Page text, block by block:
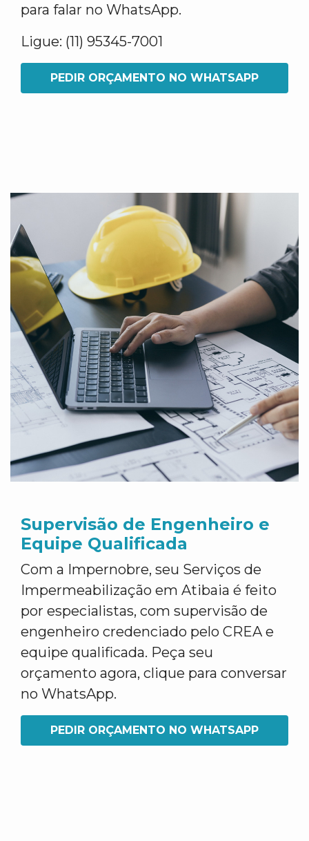
para falar no WhatsApp.
Ligue: (11) 95345-7001
PEDIR ORÇAMENTO NO WHATSAPP
Supervisão de Engenheiro e
Equipe Qualificada
Com a Impernobre, seu Serviços de
Impermeabilização em Atibaia é feito
por especialistas, com supervisão de
engenheiro credenciado pelo CREA e
equipe qualificada. Peça seu
orçamento agora, clique para conversar
no WhatsApp.
PEDIR ORÇAMENTO NO WHATSAPP